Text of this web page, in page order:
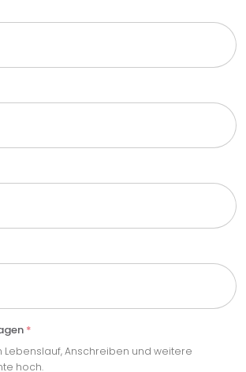
*
Lebenslauf, Anschreiben und weitere
hoch.